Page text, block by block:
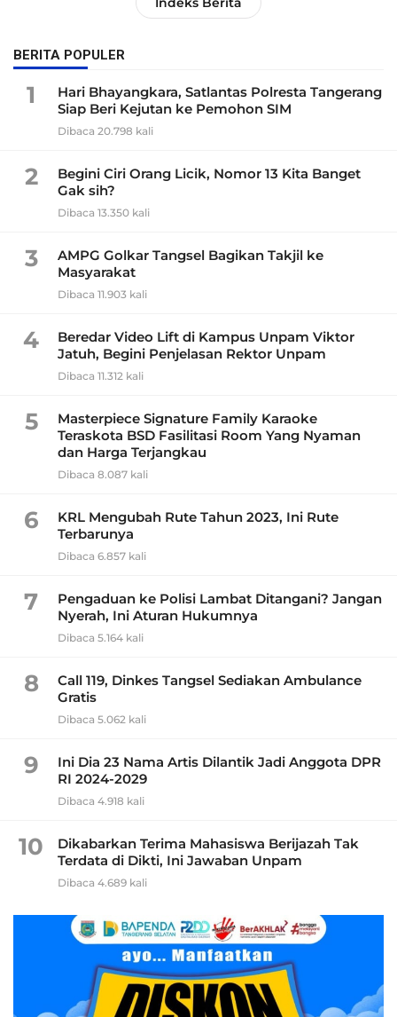
BERITA POPULER
1
Hari Bhayangkara, Satlantas Polresta Tangerang
Siap Beri Kejutan ke Pemohon SIM
Dibaca 20.798 kali
2
Begini Ciri Orang Licik, Nomor 13 Kita Banget
Gak sih?
Dibaca 13.350 kali
3
AMPG Golkar Tangsel Bagikan Takjil ke
Masyarakat
Dibaca 11.903 kali
4
Beredar Video Lift di Kampus Unpam Viktor
Jatuh, Begini Penjelasan Rektor Unpam
Dibaca 11.312 kali
5
Masterpiece Signature Family Karaoke
Teraskota BSD Fasilitasi Room Yang Nyaman
dan Harga Terjangkau
Dibaca 8.087 kali
6
KRL Mengubah Rute Tahun 2023, Ini Rute
Terbarunya
Dibaca 6.857 kali
7
Pengaduan ke Polisi Lambat Ditangani? Jangan
Nyerah, Ini Aturan Hukumnya
Dibaca 5.164 kali
8
Call 119, Dinkes Tangsel Sediakan Ambulance
Gratis
Dibaca 5.062 kali
9
Ini Dia 23 Nama Artis Dilantik Jadi Anggota DPR
RI 2024-2029
Dibaca 4.918 kali
10
Dikabarkan Terima Mahasiswa Berijazah Tak
Terdata di Dikti, Ini Jawaban Unpam
Dibaca 4.689 kali